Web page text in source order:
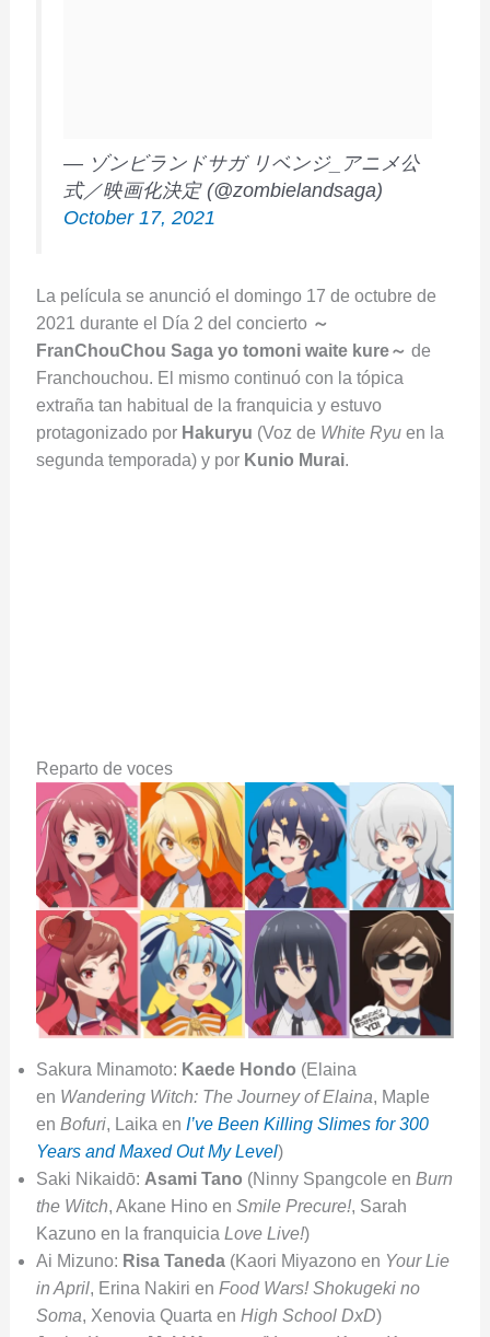
— ゾンビランドサガ リベンジ_アニメ公
式／映画化決定 (@zombielandsaga)
October 17, 2021
La película se anunció el domingo 17 de octubre de
2021 durante el Día 2 del concierto ～
FranChouChou Saga yo tomoni waite kure～ de
Franchouchou. El mismo continuó con la tópica
extraña tan habitual de la franquicia y estuvo
protagonizado por Hakuryu (Voz de White Ryuen la
segunda temporada) y por Kunio Murai.
Reparto de voces
Sakura Minamoto: Kaede Hondo (Elaina
en Wandering Witch: The Journey of Elaina, Maple
en Bofuri, Laika en I’ve Been Killing Slimes for 300
Years and Maxed Out My Level)
Saki Nikaidō: Asami Tano (Ninny Spangcole en Burn
the Witch, Akane Hino en Smile Precure!, Sarah
Kazuno en la franquicia Love Live!)
Ai Mizuno: Risa Taneda(Kaori Miyazono en Your Lie
in April, Erina Nakiri en Food Wars! Shokugeki no
Soma, Xenovia Quarta en High School DxD)